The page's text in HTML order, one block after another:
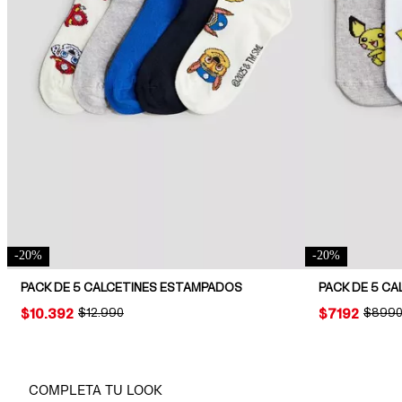
-20%
PACK DE 5 CALCETINES ESTAMPADOS
ORIGINAL PRICE:
$12.990
PRICE:
$10.392
-20%
$8990
PRICE:
$7192
COMPLETA TU LOOK